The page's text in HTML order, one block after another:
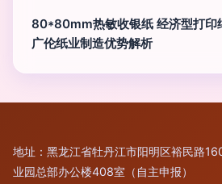
80*80mm热敏收银纸 经济型打印
广伦纸业制造优势解析
地址：黑龙江省牡丹江市阳明区裕民路
业园总部办公楼408室（自主申报）